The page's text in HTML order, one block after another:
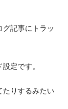
グ記事にトラッ
定です。
たりするみたい